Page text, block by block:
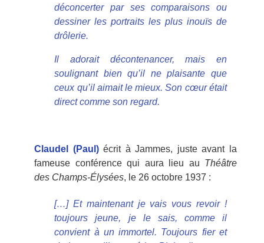
déconcerter par ses comparaisons ou
dessiner les portraits les plus inouïs de
drôlerie.
Il adorait décontenancer, mais en
soulignant bien qu’il ne plaisante que
ceux qu’il aimait le mieux. Son cœur était
direct comme son regard.
Claudel (Paul) écrit à Jammes, juste avant la
fameuse conférence qui aura lieu au Théâtre
des Champs-Élysées, le 26 octobre 1937 :
[…] Et maintenant je vais vous revoir !
toujours jeune, je le sais, comme il
convient à un immortel. Toujours fier et